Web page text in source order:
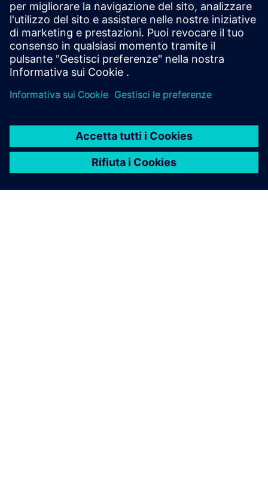
Monitoraggio e dashboard